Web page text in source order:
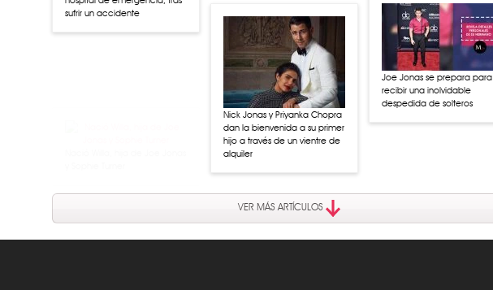
sufrir un accidente
Nick Jonas y Priyanka Chopra
dan la bienvenida a su primer
hijo a través de un vientre de
alquiler
Joe Jonas se prepara para
recibir una inolvidable
despedida de solteros
VER MÁS ARTÍCULOS